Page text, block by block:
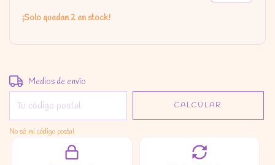
¡Solo quedan2 en stock!
Entregas para el CP:
Medios de envío
CALCULAR
No sé mi código postal